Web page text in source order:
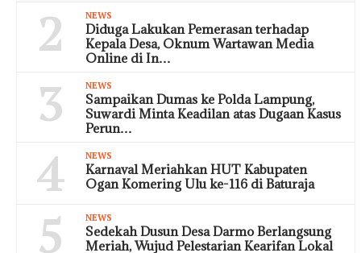
2 NEWS
Diduga Lakukan Pemerasan terhadap
Kepala Desa, Oknum Wartawan Media
Online di In…
3 NEWS
Sampaikan Dumas ke Polda Lampung,
Suwardi Minta Keadilan atas Dugaan Kasus
Perun…
4 NEWS
Karnaval Meriahkan HUT Kabupaten
Ogan Komering Ulu ke-116 di Baturaja
5 NEWS
Sedekah Dusun Desa Darmo Berlangsung
Meriah, Wujud Pelestarian Kearifan Lokal